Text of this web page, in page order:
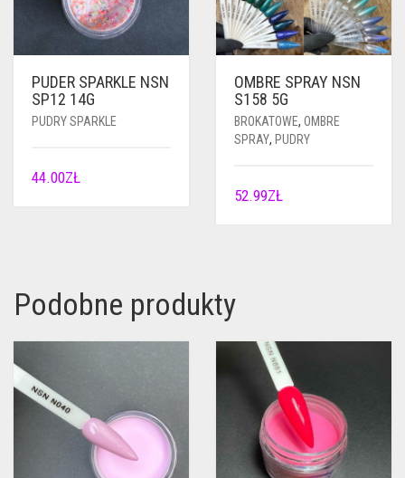
PUDER SPARKLE NSN
SP12 14G
PUDRY SPARKLE
44.00ZŁ
OMBRE SPRAY NSN
S158 5G
BROKATOWE, OMBRE
SPRAY, PUDRY
52.99ZŁ
Podobne produkty